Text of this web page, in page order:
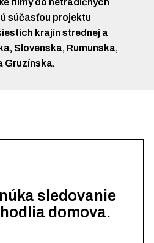
filmy do netradičných
súčasťou projektu
krajín strednej a
Slovenska, Rumunska,
Gruzínska.
sledovanie
domova.